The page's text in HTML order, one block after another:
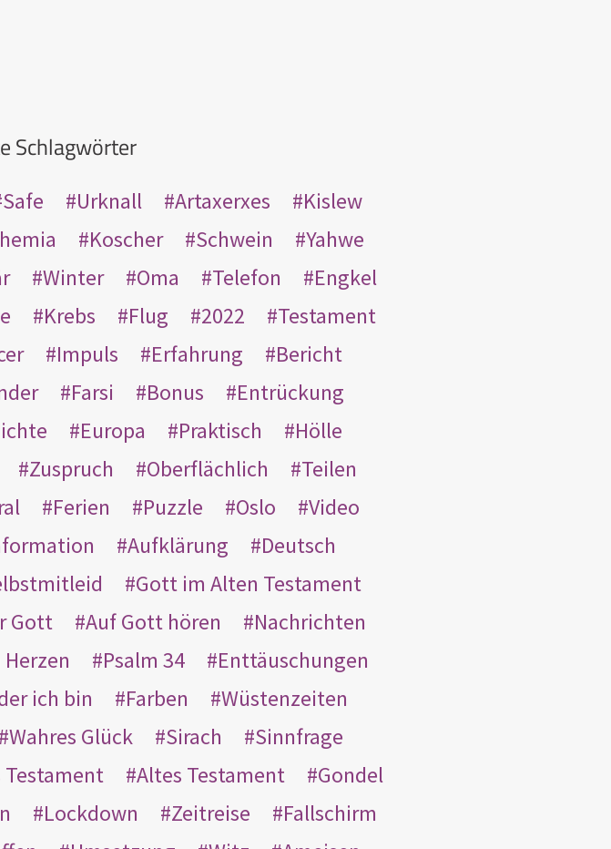
Schlagwörter
Safe Urknall Artaxerxes
Kislew
Koscher Schwein
Yahwe
Winter Oma Telefon
Engkel
Krebs Flug 2022
Testament
Impuls Erfahrung
Bericht
Farsi Bonus
Entrückung
Europa Praktisch
Hölle
Zuspruch Oberflächlich
Teilen
Ferien Puzzle Oslo
Video
Aufklärung
Deutsch
Gott im Alten Testament
Gott Auf Gott hören
Nachrichten
Psalm 34
Enttäuschungen
ich bin Farben
Wüstenzeiten
Wahres Glück Sirach
Sinnfrage
Testament Altes Testament
Gondel
Lockdown Zeitreise
Fallschirm